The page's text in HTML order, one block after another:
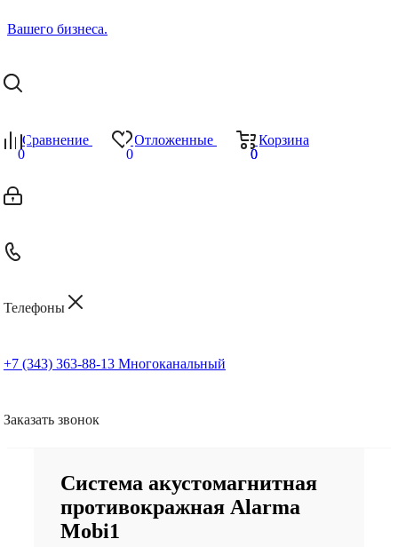
Сравнение
0
Отложенные
0
Корзина
0
0
Телефоны
+7 (343) 363-88-13 Многоканальный
Заказать звонок
Система акустомагнитная
противокражная Alarma
Mobi1